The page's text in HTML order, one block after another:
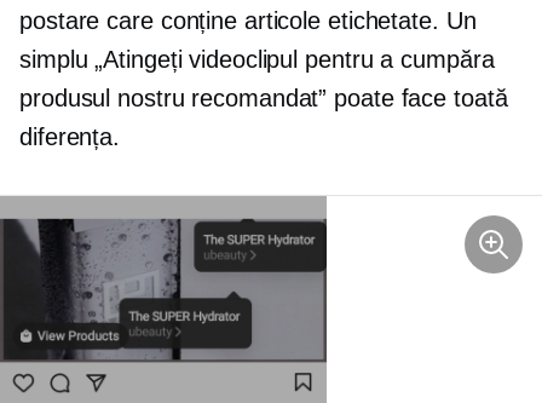
postare care conține articole etichetate. Un
simplu „Atingeți videoclipul pentru a cumpăra
produsul nostru recomandat” poate face toată
diferența.